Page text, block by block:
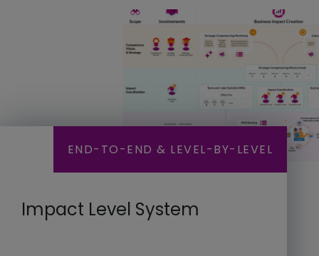
END-TO-END & LEVEL-BY-LEVEL
Impact Level System